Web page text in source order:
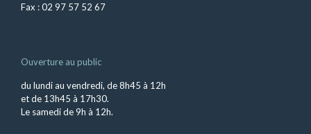
Fax : 02 97 57 52 67
Ouverture au public
du lundi au vendredi, de 8h45 à 12h
et de 13h45 à 17h30.
Le samedi de 9h à 12h.